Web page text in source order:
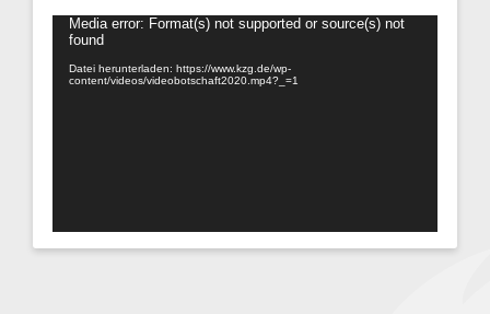
Video-
Player
Media error: Format(s) not supported or source(s) not
found
Datei herunterladen: https://www.kzg.de/wp-
content/videos/videobotschaft2020.mp4?_=1